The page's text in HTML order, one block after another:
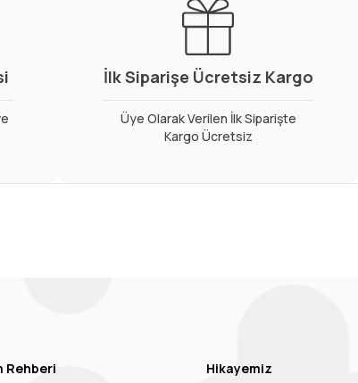
İlk Siparişe Ücretsiz Kargo
Üye Olarak Verilen İlk Siparişte
Kargo Ücretsiz
Rehberi
Hikayemiz